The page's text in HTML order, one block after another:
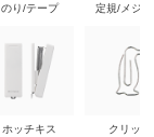
のり/テープ
ホッチキス
定規/メジ
クリップ